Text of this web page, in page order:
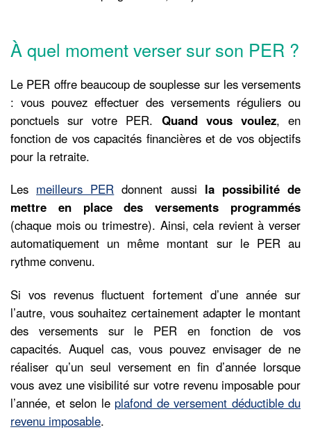
À quel moment verser sur son PER ?
Le PER offre beaucoup de souplesse sur les versements
: vous pouvez effectuer des versements réguliers ou
ponctuels sur votre PER. Quand vous voulez, en
fonction de vos capacités financières et de vos objectifs
pour la retraite.
Les meilleurs PER donnent aussi la possibilité de
mettre en place des versements programmés
(chaque mois ou trimestre). Ainsi, cela revient à verser
automatiquement un même montant sur le PER au
rythme convenu.
Si vos revenus fluctuent fortement d’une année sur
l’autre, vous souhaitez certainement adapter le montant
des versements sur le PER en fonction de vos
capacités. Auquel cas, vous pouvez envisager de ne
réaliser qu’un seul versement en fin d’année lorsque
vous avez une visibilité sur votre revenu imposable pour
l’année, et selon le plafond de versement déductible du
revenu imposable.